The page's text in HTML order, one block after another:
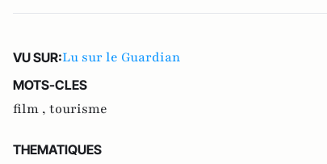
VU SUR:Lu sur le Guardian
MOTS-CLES
film , tourisme
THEMATIQUES